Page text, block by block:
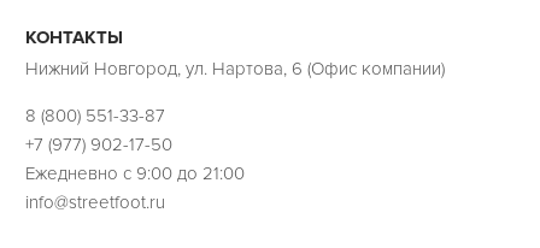
КОНТАКТЫ
Нижний Новгород, ул. Нартова, 6 (Офис компании)
8 (800) 551-33-87
+7 (977) 902-17-50
Ежедневно с 9:00 до 21:00
info@streetfoot.ru